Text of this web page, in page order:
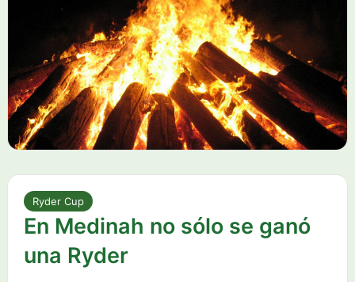
Ryder Cup
En Medinah no sólo se ganó
una Ryder